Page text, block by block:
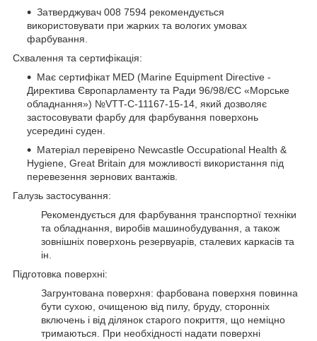
Затверджувач 008 7594 рекомендується
використовувати при жарких та вологих умовах
фарбування.
Схвалення та сертифікація:
Має сертифікат MED (Marine Equipment Directive -
Директива Європарламенту та Ради 96/98/ЄС «Морське
обладнання») №VTT-C-11167-15-14, який дозволяє
застосовувати фарбу для фарбування поверхонь
усередині суден.
Матеріал перевірено Newcastle Occupational Health &
Hygiene, Great Britain для можливості використання під
перевезення зернових вантажів.
Галузь застосування:
Рекомендується для фарбування транспортної техніки
та обладнання, виробів машинобудування, а також
зовнішніх поверхонь резервуарів, сталевих каркасів та
ін.
Підготовка поверхні:
Загрунтована поверхня: фарбована поверхня повинна
бути сухою, очищеною від пилу, бруду, сторонніх
включень і від ділянок старого покриття, що неміцно
тримаються. При необхідності надати поверхні